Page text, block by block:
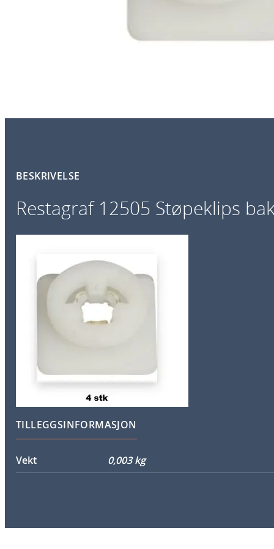
BESKRIVELSE
Restagraf 12505 Støpeklips
TILLEGGSINFORMASJON
Vekt 0,003 kg